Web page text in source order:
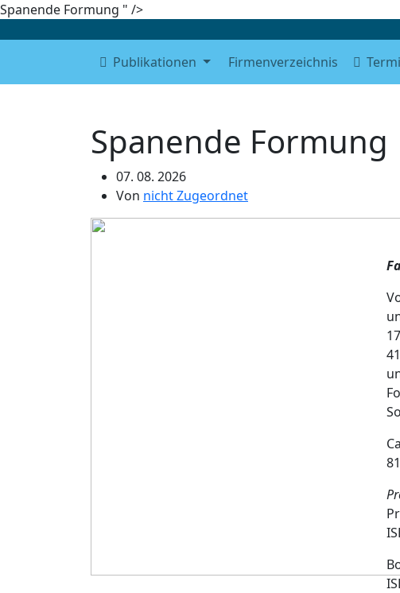
Spanende Formung " />
Publikationen Firmenverzeichnis
Spanende Formung
07. 08. 2026
Von nicht Zugeordnet